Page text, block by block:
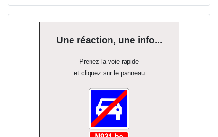
Une réaction, une info...
Prenez la voie rapide
et cliquez sur le panneau